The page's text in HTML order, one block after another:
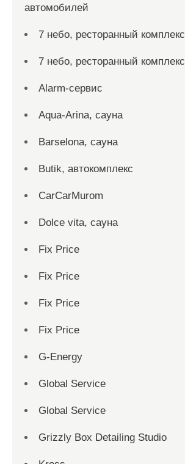
автомобилей
7 небо, ресторанный комплекс
7 небо, ресторанный комплекс
Alarm-сервис
Aqua-Arina, сауна
Barselona, сауна
Butik, автокомплекс
CarCarMurom
Dolce vita, сауна
Fix Price
Fix Price
Fix Price
Fix Price
G-Energy
Global Service
Global Service
Grizzly Box Detailing Studio